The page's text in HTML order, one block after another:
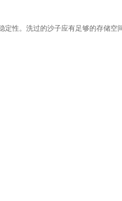
定性。洗过的沙子应有足够的存储空